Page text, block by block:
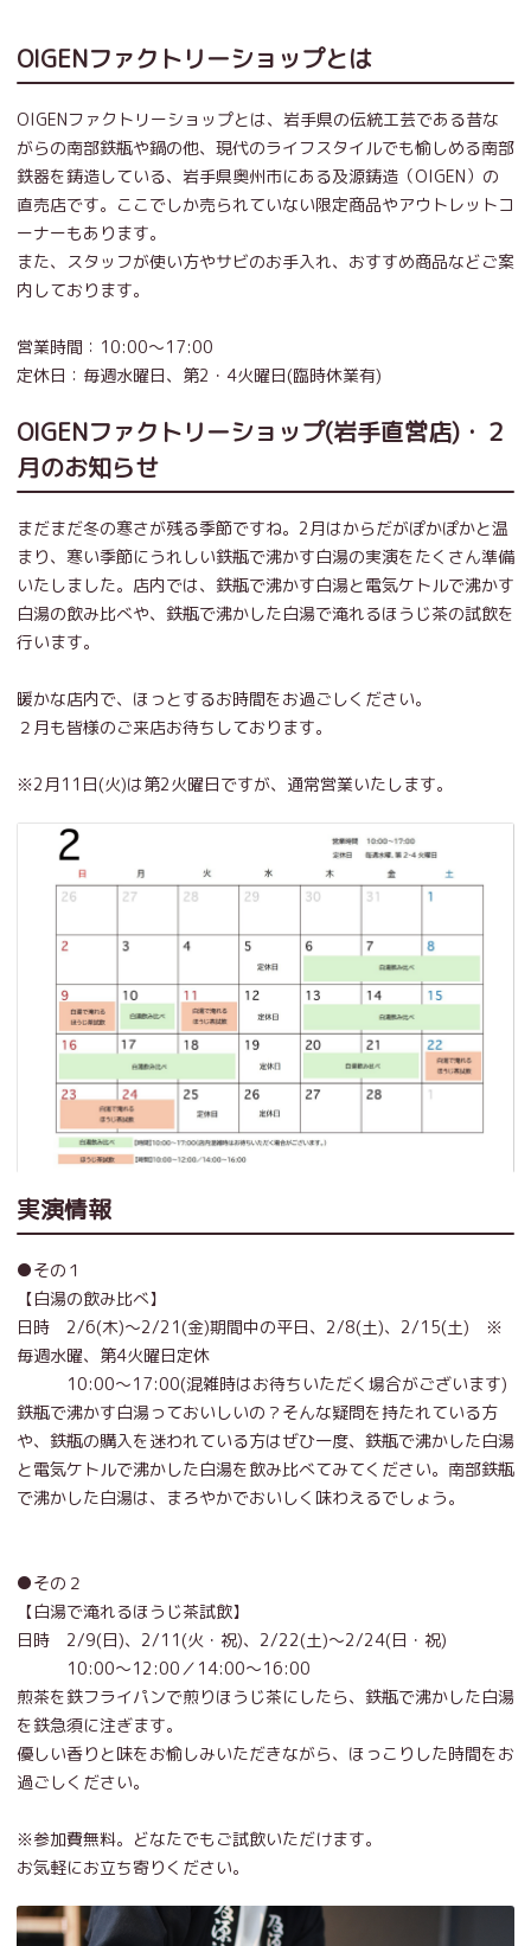
OIGENファクトリーショップとは
OIGENファクトリーショップとは、岩手県の伝統工芸である昔な
がらの南部鉄瓶や鍋の他、現代のライフスタイルでも愉しめる南部
鉄器を鋳造している、岩手県奥州市にある及源鋳造（OIGEN）の
直売店です。ここでしか売られていない限定商品やアウトレットコ
ーナーもあります。
また、スタッフが使い方やサビのお手入れ、おすすめ商品などご案
内しております。
営業時間：10:00～17:00
定休日：毎週水曜日、第2・4火曜日(臨時休業有)
OIGENファクトリーショップ(岩手直営店)・２
月のお知らせ
まだまだ冬の寒さが残る季節ですね。2月はからだがぽかぽかと温
まり、寒い季節にうれしい鉄瓶で沸かす白湯の実演をたくさん準備
いたしました。店内では、鉄瓶で沸かす白湯と電気ケトルで沸かす
白湯の飲み比べや、鉄瓶で沸かした白湯で淹れるほうじ茶の試飲を
行います。
暖かな店内で、ほっとするお時間をお過ごしください。
２月も皆様のご来店お待ちしております。
※2月11日(火)は第2火曜日ですが、通常営業いたします。
実演情報
●その１
【白湯の飲み比べ】
日時 2/6(木)～2/21(金)期間中の平日、2/8(土)、2/15(土) ※
毎週水曜、第4火曜日定休
10:00～17:00(混雑時はお待ちいただく場合がございます)
鉄瓶で沸かす白湯っておいしいの？そんな疑問を持たれている方
や、鉄瓶の購入を迷われている方はぜひ一度、鉄瓶で沸かした白湯
と電気ケトルで沸かした白湯を飲み比べてみてください。南部鉄瓶
で沸かした白湯は、まろやかでおいしく味わえるでしょう。
●その２
【白湯で淹れるほうじ茶試飲】
日時 2/9(日)、2/11(火・祝)、2/22(土)～2/24(日・祝)
10:00～12:00／14:00～16:00
煎茶を鉄フライパンで煎りほうじ茶にしたら、鉄瓶で沸かした白湯
を鉄急須に注ぎます。
優しい香りと味をお愉しみいただきながら、ほっこりした時間をお
過ごしください。
※参加費無料。どなたでもご試飲いただけます。
お気軽にお立ち寄りください。